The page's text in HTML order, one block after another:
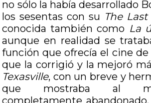
no sólo la había desarrollado
los sesentas con su The
conocida también como La
aunque en realidad se
función que ofrecía el cine de
que la corrigió y la mejoró
Texasville, con un breve y
que mostraba al
completamente